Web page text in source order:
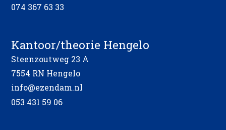
074 367 63 33
Kantoor/theorie Hengelo
Steenzoutweg 23 A
7554 RN Hengelo
info@ezendam.nl
053 431 59 06